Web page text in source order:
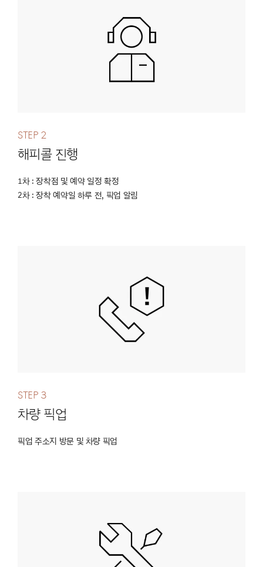
Step 2
해피콜 진행
1차 : 장착점 및 예약 일정 확정
2차 : 장착 예약일 하루 전, 픽업 알림
Step 3
차량 픽업
픽업 주소지 방문 및 차량 픽업